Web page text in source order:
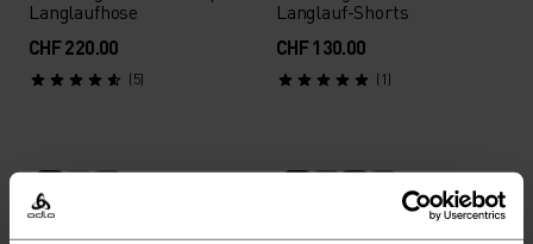
Langlaufhose
CHF 220.00
(5)
Langlauf-Shorts
CHF 130.00
(1)
% %
Zeroweight Insulator
Langlaufrock
% % %
Zeroweight Windproof X
Warm Langlaufhose